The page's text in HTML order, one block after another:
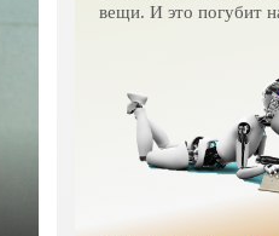
вещи. И это погубит